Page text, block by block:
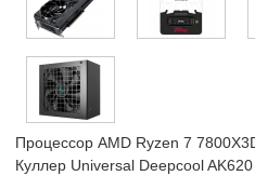
Процессор AMD Ryzen 7
Куллер Universal Deepcool